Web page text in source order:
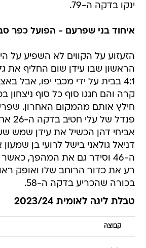
ינקו בדקה ה-79.
איחוד בני שפרעם - הפועל כפר סבא
הזעזוע על הקווים לא השפיע על
הראשון שבו עידן שום החליף את
4:1 בבית על ידי מכבי יפו, אבל
קרה והם חגגו סוף כל סוף ניצחון
חילץ אותם מהמקום האחרון.
פנדל
אביחי דהן הכשיל את עידן שמש
דניאל גולאני בישל לרועי בן
ה-46 וסידר גם את המהפך, כאשר
רע את כדור הרוחב שלו ואופק
בכורה שהכריע בדקה ה-58.
טבלת ליגה לאומית 2023/24
קבוצה